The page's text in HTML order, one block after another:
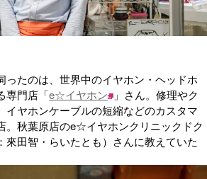
ったのは、世界中のイヤホン・ヘッドホ
専門店「e☆イヤホン
」さん。修理やク
イヤホンケーブルの短縮などのカスタマ
。秋葉原店のe☆イヤホンクリニックドク
來田智・らいたとも）さんに教えていた